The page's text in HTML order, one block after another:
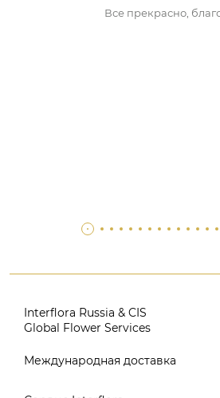
Все прекрасно,
Interflora Russia & CIS
Global Flower Services
Версия для печати
Международная доставка